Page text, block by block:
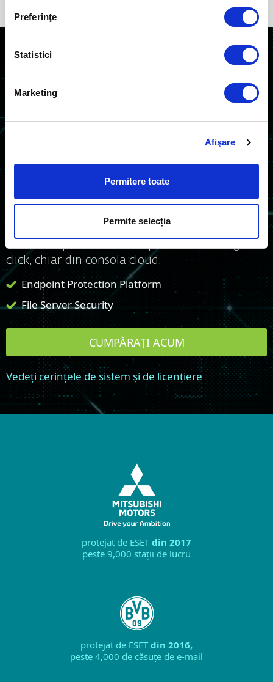
Preferinţe
Statistici
Marketing
Afişare
Permitere toate
Permite selecția
ESET PROTECT Entry
Protecție pe mai multe nivele pentru afacerea
dvs., cu implementare simplă dintr-un singur
click, chiar din consola cloud.
Endpoint Protection Platform
File Server Security
CUMPĂRAȚI ACUM
Vedeți cerințele de sistem și de licențiere
protejat de ESET din 2017
peste 9,000 stații de lucru
protejat de ESET din 2016,
peste 4,000 de căsuțe de e-mail